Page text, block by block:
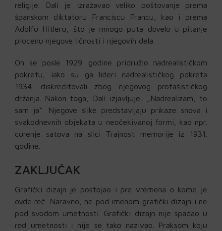
religije. Dalí je izražavao veliko poštovanje prema
španskom diktatoru Franciscu Francu, kao i prema
Adolfu Hitleru, što je mnogo puta dovelo u pitanje
procenu njegove ličnosti i njegovih dela.
On se posle 1929. godine pridružio nadrealističkom
pokretu, iako su ga lideri nadrealističkog pokreta
1934. diskreditovali zbog njegovog profašističkog
držanja. Nakon toga, Dalí izjavljuje: „Nadrealizam, to
sam ja“. Njegove slike predstavljaju prikaze snova i
svakodnevnih objekata u neočekivanoj formi, kao npr.
curenje satova na slici Trajnost memorije iz 1931.
godine.
ZAKLJUČAK
Grafički dizajn je postojao i pre vremena o kome je
ovde reč. Naravno, ne pod imenom grafički dizajn i ne
pod svodom umetnosti. Grafički dizajn nije spadao u
red umetnosti i nije se tako nazivao. Praksom koju